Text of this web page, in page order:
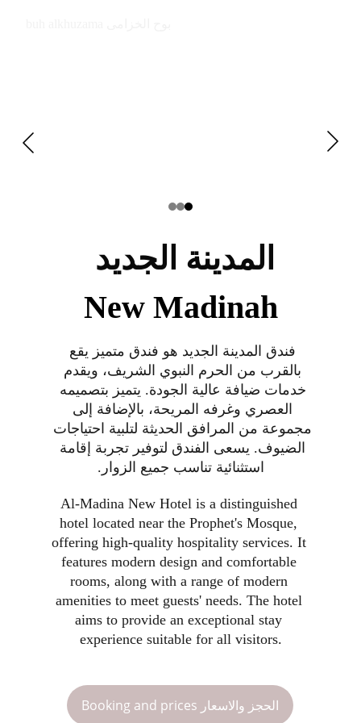
فندق المدينة الجديد هو فندق متميز يقع
بالقرب من الحرم النبوي الشريف، ويقدم
خدمات ضيافة عالية الجودة. يتميز بتصميمه
العصري وغرفه المريحة، بالإضافة إلى
مجموعة من المرافق الحديثة لتلبية احتياجات
الضيوف. يسعى الفندق لتوفير تجربة إقامة
استثنائية تناسب جميع الزوار.
Al-Madina New Hotel is a distinguished
hotel located near the Prophet's Mosque,
offering high-quality hospitality services. It
features modern design and comfortable
rooms, along with a range of modern
amenities to meet guests' needs. The hotel
aims to provide an exceptional stay
experience suitable for all visitors.
المدينة الجديد
New Madinah
Booking and prices الحجز والاسعار